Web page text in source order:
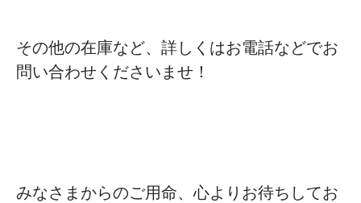
その他の在庫など、詳しくはお電話などでお
問い合わせくださいませ！
みなさまからのご用命、心よりお待ちしてお